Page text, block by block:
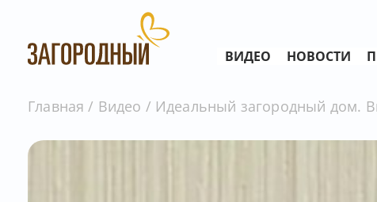
ВИДЕО НОВОСТИ
Главная Видео Идеальный загородный дом.